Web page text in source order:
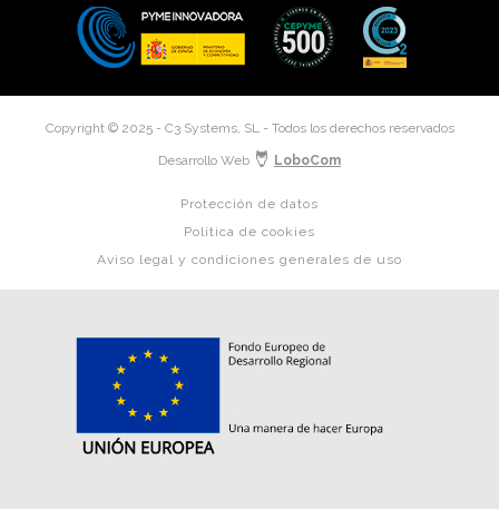
Copyright © 2025 - C3 Systems, SL - Todos los derechos reservados
Desarrollo Web LoboCom
Protección de datos
Política de cookies
Aviso legal y condiciones generales de uso